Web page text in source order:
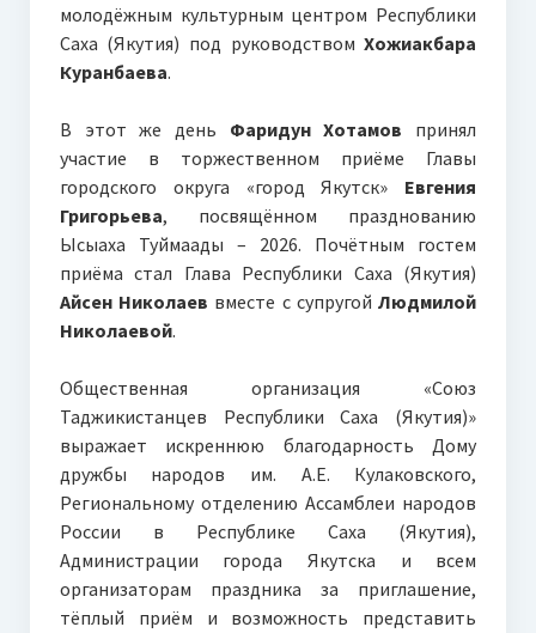
молодёжным культурным центром Республики
Саха (Якутия) под руководствомХожиакбара
Куранбаева.
В этот же день Фаридун Хотамов принял
участие в торжественном приёме Главы
городского округа «город Якутск» Евгения
Григорьева, посвящённом празднованию
Ысыаха Туймаады – 2026. Почётным гостем
приёма стал Глава Республики Саха (Якутия)
Айсен Николаев вместе с супругойЛюдмилой
Николаевой.
Общественная организация «Союз
Таджикистанцев Республики Саха (Якутия)»
выражает искреннюю благодарность Дому
дружбы народов им. А.Е. Кулаковского,
Региональному отделению Ассамблеи народов
России в Республике Саха (Якутия),
Администрации города Якутска и всем
организаторам праздника за приглашение,
тёплый приём и возможность представить